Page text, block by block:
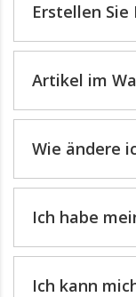
Erstellen
Artikel im
Wie ändere
Ich habe
Ich kann